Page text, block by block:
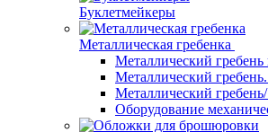
Буклетмейкеры
Металлическая гребенка
Металлический
Металлический
Металлический
Оборудование